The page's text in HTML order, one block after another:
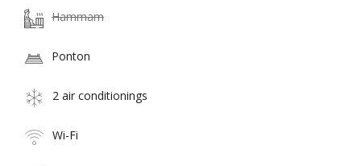
Hammam
Ponton
2 air conditionings
Wi-Fi